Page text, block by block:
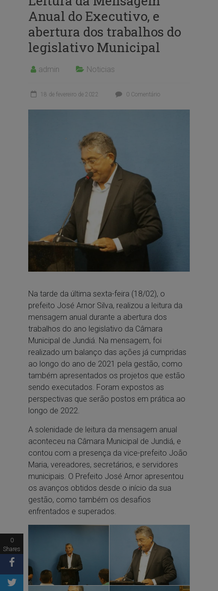
Anual do Executivo, e
abertura dos trabalhos do
legislativo Municipal
admin Noticias
18 de fevereiro de 2022 0 Comentário
Na tarde da última sexta-feira (18/02), o
prefeito José Arnor Silva, realizou a leitura da
mensagem anual durante a abertura dos
trabalhos do ano legislativo da Câmara
Municipal de Jundiá. Na mensagem, foi
realizado um balanço das ações já cumpridas
ao longo do ano de 2021 pela gestão, como
também apresentados os projetos que estão
sendo executados. Foram expostos as
perspectivas que serão postos em prática ao
longo de 2022.
A solenidade de leitura da mensagem anual
aconteceu na Câmara Municipal de Jundiá, e
contou com a presença da vice-prefeito João
Maria, vereadores, secretários, e servidores
municipais. O Prefeito José Arnor apresentou
os avanços obtidos desde o início da sua
gestão, como também os desafios
enfrentados e superados.
0
Shares